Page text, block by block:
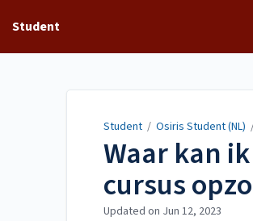
Student
Student / Osiris Student (NL)
Waar kan
cursus
Updated on Jun 12, 2023